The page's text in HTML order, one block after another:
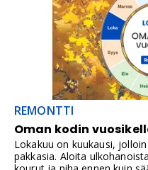
REMONTTI
Oman kodin
Lokakuu on kuukausi,
pakkasia. Aloita